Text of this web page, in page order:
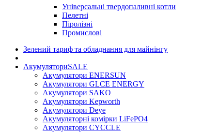
Універсальні твердопаливні котли
Пелетні
Піролізні
Промислові
Зелений тариф та обладнання для майнінгу
АкумуляториSALE
Акумулятори ENERSUN
Акумулятори GLCE ENERGY
Акумулятори SAKO
Акумулятори Kepworth
Акумулятори Deye
Акумуляторні комірки LiFePO4
Акумулятори CYCCLE